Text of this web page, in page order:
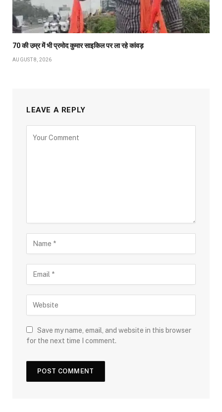
70 की उम्र में भी प्रमोद कुमार साइकिल पर ला रहे कांवड़
AUGUST 8, 2026
LEAVE A REPLY
Save my name, email, and website in this browser
for the next time I comment.